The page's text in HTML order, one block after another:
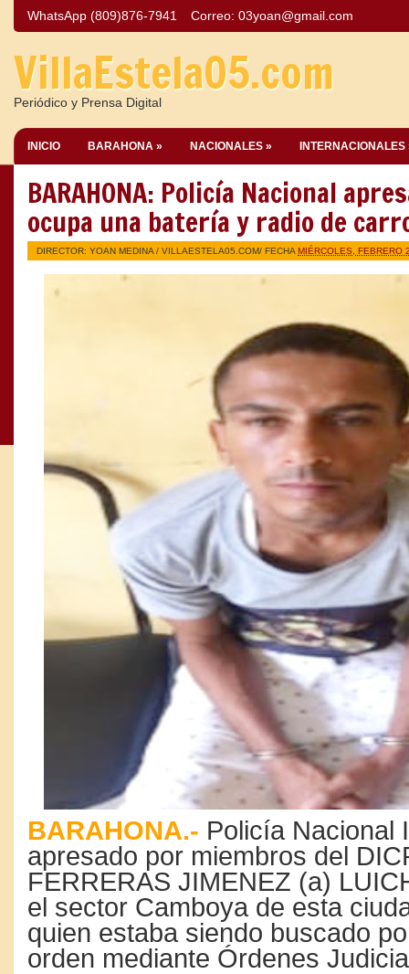
WhatsApp (809)876-7941 Correo: 03yoan@gmail.com
VillaEstela05.com
Periódico y Prensa Digital
INICIO BARAHONA » NACIONALES » INTERNACIONALES
BARAHONA: Policía Nacional
ocupa una batería y radio de
DIRECTOR: YOAN MEDINA / VILLAESTELA05.COM/ FECHA MIÉRCOLES, FEBRERO
BARAHONA.- Policía Nacional
apresado por miembros del
FERRERAS JIMENEZ (a)
el sector Camboya de esta
quien estaba siendo buscado
orden mediante Órdenes